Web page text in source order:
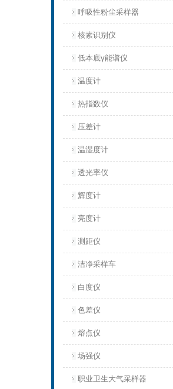
呼吸性粉尘采样器
核素识别仪
低本底γ能谱仪
温度计
热指数仪
压差计
温湿度计
透光率仪
辉度计
亮度计
测距仪
洁净采样车
白度仪
色差仪
熔点仪
场强仪
职业卫生大气采样器